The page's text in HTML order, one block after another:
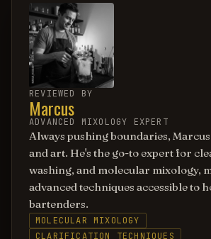
REVIEWED BY
Marcus
ADVANCED MIXOLOGY EXPERT
Always pushing boundaries,
and art. He's the go-to expert for
washing, and molecular mixology,
advanced techniques accessible to
bartenders.
MOLECULAR MIXOLOGY
CLARIFICATION TECHNIQUES